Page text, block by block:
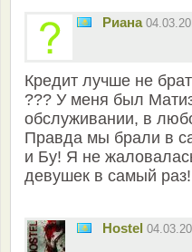
Риана
Кредит лучше не
??? У меня был
обслуживании, в
Правда мы брали в
и Бу! Я не
девушек в самый раз!
Hostel